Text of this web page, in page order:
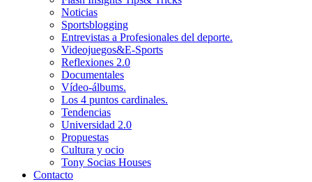
Noticias
Sportsblogging
Entrevistas a Profesionales del deporte.
Videojuegos&E-Sports
Reflexiones 2.0
Documentales
Vídeo-álbums.
Los 4 puntos cardinales.
Tendencias
Universidad 2.0
Propuestas
Cultura y ocio
Tony Socias Houses
Contacto